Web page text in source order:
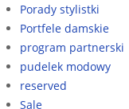
Porady stylistki
Portfele damskie
program partnerski
pudelek modowy
reserved
Sale